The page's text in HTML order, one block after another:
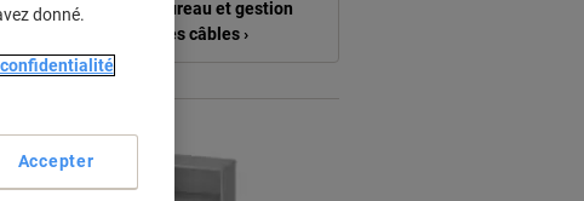
bureau et gestion
des câbles ›
donné.
Accepter